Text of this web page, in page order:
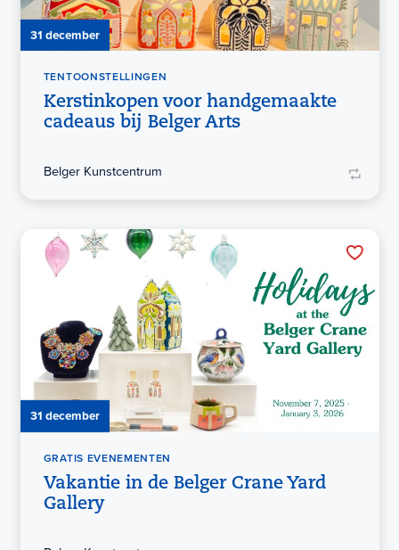
31 december
TENTOONSTELLINGEN
Kerstinkopen voor handgemaakte
cadeaus bij Belger Arts
Belger Kunstcentrum
31 december
GRATIS EVENEMENTEN
Vakantie in de Belger Crane Yard
Gallery